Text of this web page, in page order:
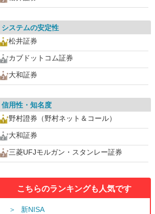
システムの安定性
松井証券
カブドットコム証券
大和証券
信用性・知名度
野村證券（野村ネット＆コール）
大和証券
三菱UFJモルガン・スタンレー証券
こちらのランキングも人気です
新NISA